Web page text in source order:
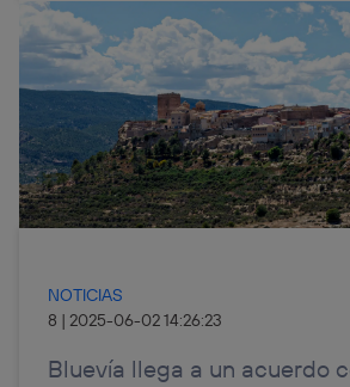
NOTICIAS
8 | 2025-06-02 14:26:23
Bluevía llega a un acuerdo